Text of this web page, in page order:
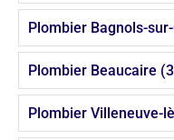
Plombier Bagnols-
Plombier Beaucaire
Plombier Villeneuve-